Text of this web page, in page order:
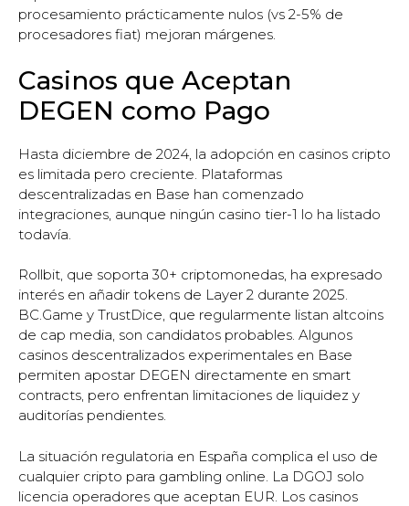
procesamiento prácticamente nulos (vs 2-5% de
procesadores fiat) mejoran márgenes.
Casinos que Aceptan
DEGEN como Pago
Hasta diciembre de 2024, la adopción en casinos cripto
es limitada pero creciente. Plataformas
descentralizadas en Base han comenzado
integraciones, aunque ningún casino tier-1 lo ha listado
todavía.
Rollbit, que soporta 30+ criptomonedas, ha expresado
interés en añadir tokens de Layer 2 durante 2025.
BC.Game y TrustDice, que regularmente listan altcoins
de cap media, son candidatos probables. Algunos
casinos descentralizados experimentales en Base
permiten apostar DEGEN directamente en smart
contracts, pero enfrentan limitaciones de liquidez y
auditorías pendientes.
La situación regulatoria en España complica el uso de
cualquier cripto para gambling online. La DGOJ solo
licencia operadores que aceptan EUR. Los casinos